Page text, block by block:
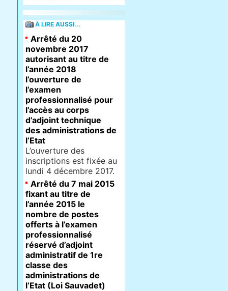
À LIRE AUSSI...
Arrêté du 20
novembre 2017
autorisant au titre de
l’année 2018
l’ouverture de
l’examen
professionnalisé pour
l’accès au corps
d’adjoint technique
des administrations de
l’Etat
L’ouverture des
inscriptions est fixée au
lundi 4 décembre 2017.
Arrêté du 7 mai 2015
fixant au titre de
l’année 2015 le
nombre de postes
offerts à l’examen
professionnalisé
réservé d’adjoint
administratif de 1re
classe des
administrations de
l’Etat (Loi Sauvadet)